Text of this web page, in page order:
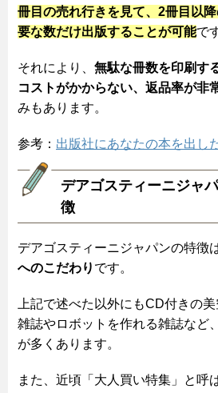
冊目の売れ行きを見て、2冊目以
要な数だけ出版することが可能で
それにより、 無駄な冊数を印刷す
コストがかからない、返品率が非
みもあります。
参考： 出版社にあなたの本を出し
デアゴスティーニジャ
徴
デアゴスティーニジャパンの特徴は
へのこだわり です。
上記で述べた以外にもCD付きの
雑誌やロボットを作れる雑誌など
が多くあります。
また、近頃「大人買い特集」と呼